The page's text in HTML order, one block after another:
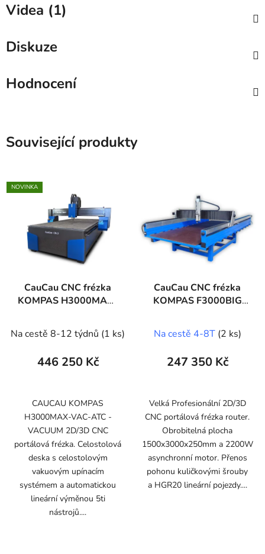
Videa (1)
Diskuze
Hodnocení
Související produkty
NOVINKA
CauCau CNC frézka
KOMPAS H3000MAX-
Na cestě 8-12 týdnů (1 ks)
446 250 Kč
CAUCAU KOMPAS
H3000MAX-VAC-ATC -
VACUUM 2D/3D CNC
portálová frézka. Celostolová
deska s celostolovým
vakuovým upínacím
systémem a automatickou
lineární výměnou 5ti
nástrojů....
CauCau CNC frézka
KOMPAS F3000BIG
Na cestě 4-8T (2 ks)
247 350 Kč
Velká Profesionální 2D/3D
CNC portálová frézka router.
Obrobitelná plocha
1500x3000x250mm a 2200W
asynchronní motor. Přenos
pohonu kuličkovými šrouby
a HGR20 lineární pojezdy....